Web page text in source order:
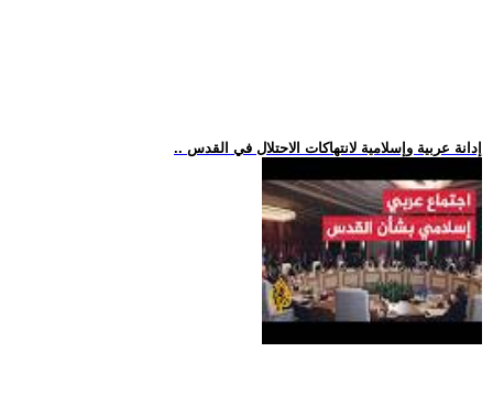
.. إدانة عربية وإسلامية لانتهاكات الاحتلال في القدس